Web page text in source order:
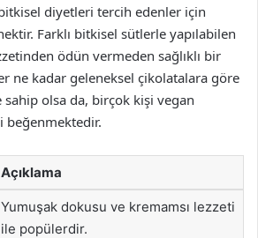
diyetleri tercih edenler için
Farklı bitkisel sütlerle yapılabilen
ödün vermeden sağlıklı bir
ne kadar geleneksel çikolatalara göre
olsa da, birçok kişi vegan
beğenmektedir.
Açıklama
Yumuşak dokusu ve kremamsı lezzeti
ile popülerdir.